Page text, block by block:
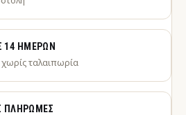
14 ΗΜΕΡΏΝ
ταλαιπωρία
ΠΛΗΡΩΜΈΣ